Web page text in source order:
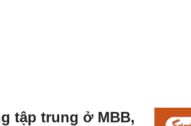
tập trung ở MBB,